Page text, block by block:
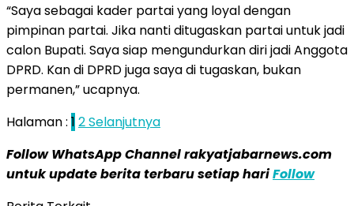
“Saya sebagai kader partai yang loyal dengan
pimpinan partai. Jika nanti ditugaskan partai untuk jadi
calon Bupati. Saya siap mengundurkan diri jadi Anggota
DPRD. Kan di DPRD juga saya di tugaskan, bukan
permanen,” ucapnya.
Halaman : 1 2Selanjutnya
Follow WhatsApp Channel rakyatjabarnews.com
untuk update berita terbaru setiap hariFollow